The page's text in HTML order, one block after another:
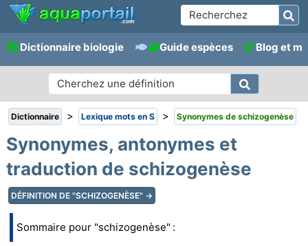
Dictionnaire biologie Guide espèces Blog et
Dictionnaire > Lexique mots en S > Synonymes de schizogenèse
Synonymes, antonymes et
traduction de schizogenèse
DÉFINITION DE "SCHIZOGENÈSE" →
Sommaire pour "schizogenèse" :